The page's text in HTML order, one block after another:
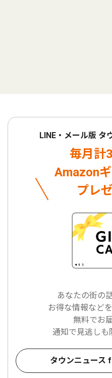
LINE・メール版 タ
毎月計
Amazon
プレ
あなたの街の
お得な情報など
無料でお
通知で見逃しも
タウンニュース